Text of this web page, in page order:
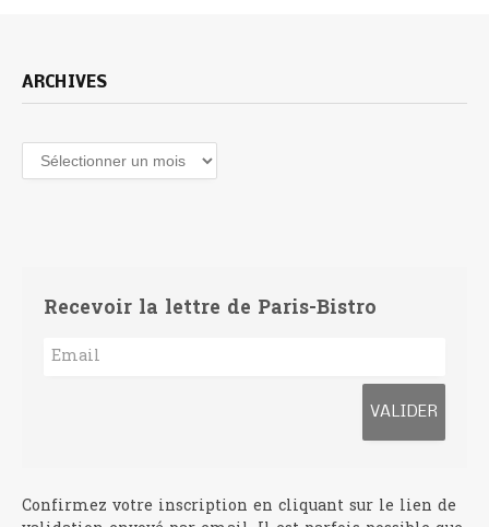
ARCHIVES
Archives
Recevoir la lettre de Paris-Bistro
Confirmez votre inscription en cliquant sur le lien de